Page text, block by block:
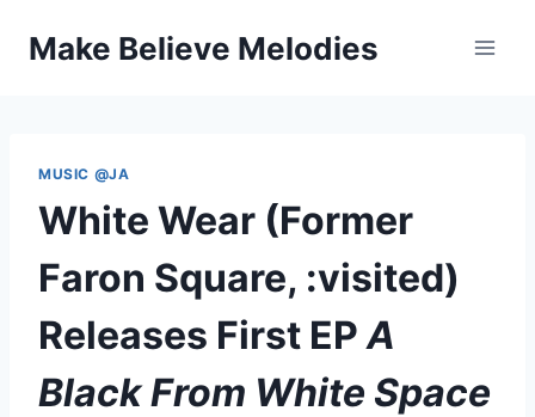
Make Believe Melodies
MUSIC @JA
White Wear (Former
Faron Square, :visited)
Releases First EPA
Black From White Space